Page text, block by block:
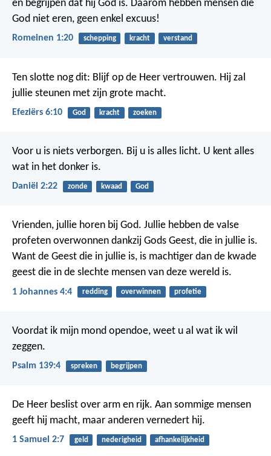
en begrijpen dat hij God is. Daarom hebben mensen die
God niet eren, geen enkel excuus!
Romeinen 1:20 schepping kracht verstand
Ten slotte nog dit: Blijf op de Heer vertrouwen. Hij zal
jullie steunen met zijn grote macht.
Efeziërs 6:10 God kracht zoeken
Voor u is niets verborgen. Bij u is alles licht. U kent alles
wat in het donker is.
Daniël 2:22 zonde kwaad God
Vrienden, jullie horen bij God. Jullie hebben de valse
profeten overwonnen dankzij Gods Geest, die in jullie is.
Want de Geest die in jullie is, is machtiger dan de kwade
geest die in de slechte mensen van deze wereld is.
1 Johannes 4:4 redding overwinnen profetie
Voordat ik mijn mond opendoe, weet u al wat ik wil
zeggen.
Psalm 139:4 spreken begrijpen
De Heer beslist over arm en rijk. Aan sommige mensen
geeft hij macht, maar anderen vernedert hij.
1 Samuel 2:7 geld nederigheid afhankelijkheid